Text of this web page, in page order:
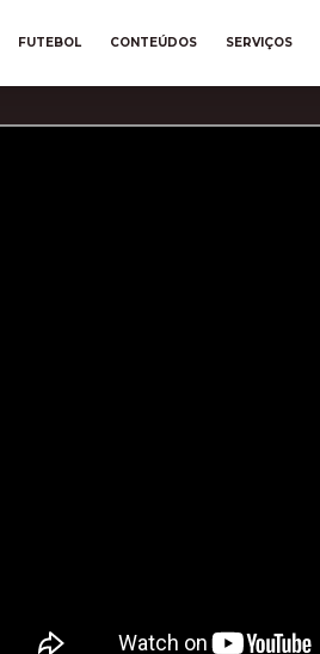
FUTEBOL CONTEÚDOS SERVIÇOS